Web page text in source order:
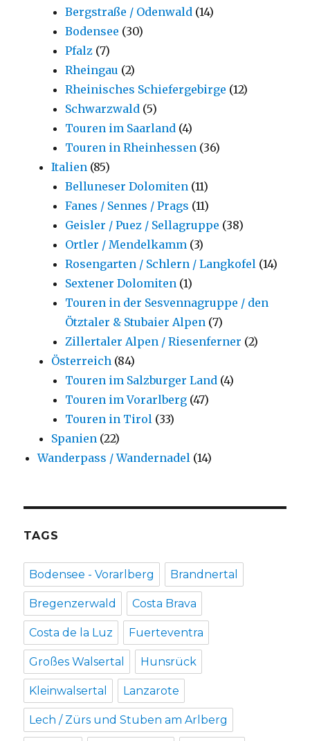
Bergstraße / Odenwald (14)
Bodensee (30)
Pfalz (7)
Rheingau (2)
Rheinisches Schiefergebirge (12)
Schwarzwald (5)
Touren im Saarland (4)
Touren in Rheinhessen (36)
Italien (85)
Belluneser Dolomiten (11)
Fanes / Sennes / Prags (11)
Geisler / Puez / Sellagruppe (38)
Ortler / Mendelkamm (3)
Rosengarten / Schlern / Langkofel (14)
Sextener Dolomiten (1)
Touren in der Sesvennagruppe / den
Ötztaler & Stubaier Alpen (7)
Zillertaler Alpen / Riesenferner (2)
Österreich (84)
Touren im Salzburger Land (4)
Touren im Vorarlberg (47)
Touren in Tirol (33)
Spanien (22)
Wanderpass / Wandernadel (14)
TAGS
Bodensee - Vorarlberg Brandnertal
Bregenzerwald Costa Brava
Costa de la Luz Fuerteventra
Großes Walsertal Hunsrück
Kleinwalsertal Lanzarote
Lech / Zürs und Stuben am Arlberg